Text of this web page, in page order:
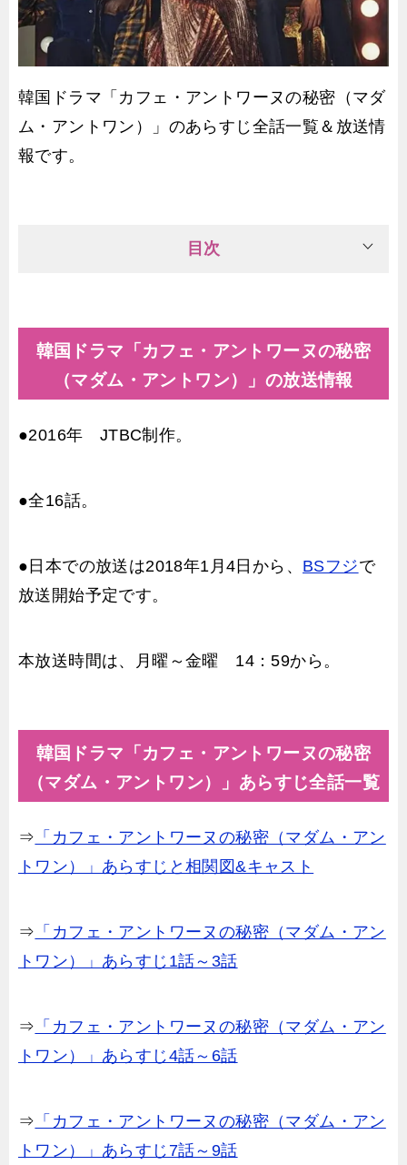
韓国ドラマ「カフェ・アントワーヌの秘密（マダ
ム・アントワン）」のあらすじ全話一覧＆放送情
報です。
目次
韓国ドラマ「カフェ・アントワーヌの秘密
（マダム・アントワン）」の放送情報
●2016年 JTBC制作。
●全16話。
●日本での放送は2018年1月4日から、 BSフジで
放送開始予定です。
本放送時間は、月曜～金曜 14：59から。
韓国ドラマ「カフェ・アントワーヌの秘密
（マダム・アントワン）」あらすじ全話一覧
⇒ 「カフェ・アントワーヌの秘密（マダム・アン
トワン）」あらすじと相関図&キャスト
⇒ 「カフェ・アントワーヌの秘密（マダム・アン
トワン）」あらすじ1話～3話
⇒ 「カフェ・アントワーヌの秘密（マダム・アン
トワン）」あらすじ4話～6話
⇒ 「カフェ・アントワーヌの秘密（マダム・アン
トワン）」あらすじ7話～9話